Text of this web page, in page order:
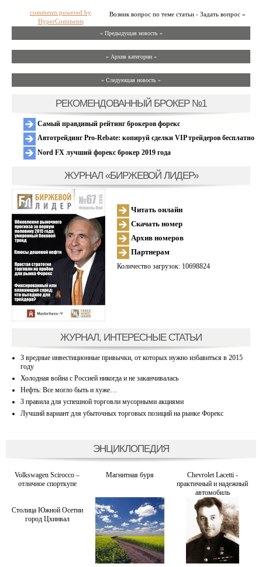
Возник вопрос по теме статьи - Задать вопрос »
comments powered by
HyperComments
« Предыдущая новость «
» Архив категории «
» Следующая новость »
РЕКОМЕНДОВАННЫЙ БРОКЕР №1
Самый правдивый рейтинг брокеров форекс
Автотрейдинг Pro-Rebate: копируй сделки VIP трейдеров бесплатно
Nord FX лучший форекс брокер 2019 года
ЖУРНАЛ «БИРЖЕВОЙ ЛИДЕР»
Читать онлайн
Скачать номер
Архив номеров
Партнерам
Количество загрузок: 10698824
ЖУРНАЛ, ИНТЕРЕСНЫЕ СТАТЬИ
3 вредные инвестиционные привычки, от которых нужно избавиться в 2015
году
Холодная война с Россией никогда и не заканчивалась
Нефть: Все могло быть и хуже…
3 правила для успешной торговли мусорными акциями
Лучший вариант для убыточных торговых позиций на рынке Форекс
ЭНЦИКЛОПЕДИЯ
Volkswagen Scirocco –
отличное спорткупе
Магнитная буря
Chevrolet Lacetti -
практичный и надежный
автомобиль
Столица Южной Осетии
город Цхинвал